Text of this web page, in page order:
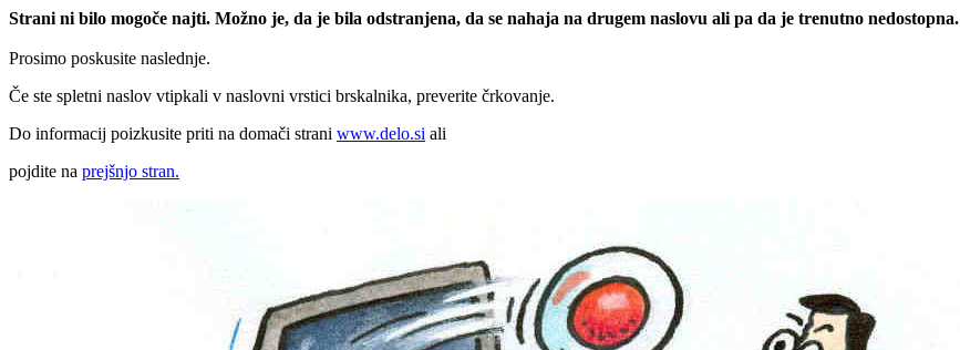
Strani ni bilo mogoče najti. Možno je, da je bila odstranjena, da se nahaja na drugem naslovu ali pa da je trenutno nedostopna.
Prosimo poskusite naslednje.
Če ste spletni naslov vtipkali v naslovni vrstici brskalnika, preverite črkovanje.
Do informacij poizkusite priti na domači strani www.delo.si ali
pojdite na prejšnjo stran.